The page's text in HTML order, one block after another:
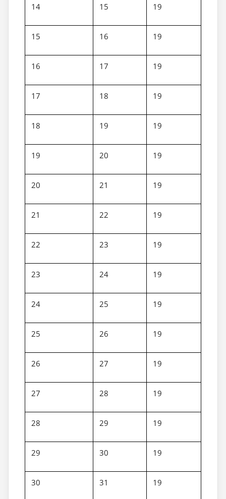
14 15 19
15 16 19
16 17 19
17 18 19
18 19 19
19 20 19
20 21 19
21 22 19
22 23 19
23 24 19
24 25 19
25 26 19
26 27 19
27 28 19
28 29 19
29 30 19
30 31 19